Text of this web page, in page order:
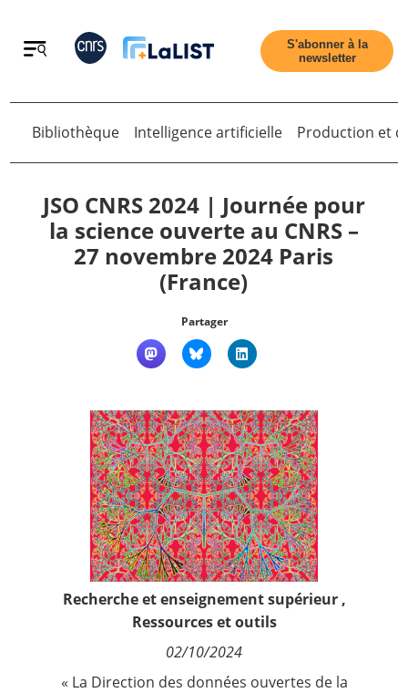
Retour
Qui sommes nous ?
Nous suivre
S'abonner à la
newsletter
Retour
Bibliothèque Intelligence artificielle Production et
JSO CNRS 2024 | Journée pour
la science ouverte au CNRS –
27 novembre 2024 Paris
(France)
Partager
Recherche et enseignement supérieur,
Ressources et outils
02/10/2024
« La Direction des données ouvertes de la